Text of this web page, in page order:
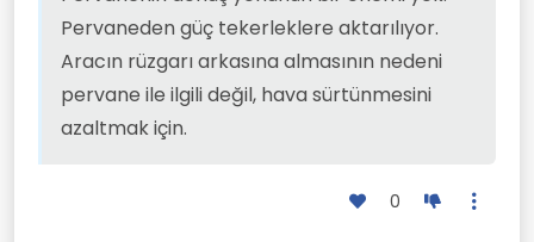
pervanesine aktarıyor. Rüzgara karşı bile
gidebilir.
olanakları olanları kıskanıyorum ama
yapacak bir şey yok.
Pervaneden güç tekerleklere aktarılıyor.
Aracın rüzgarı arkasına almasının nedeni
pervane ile ilgili değil, hava sürtünmesini
azaltmak için.
0